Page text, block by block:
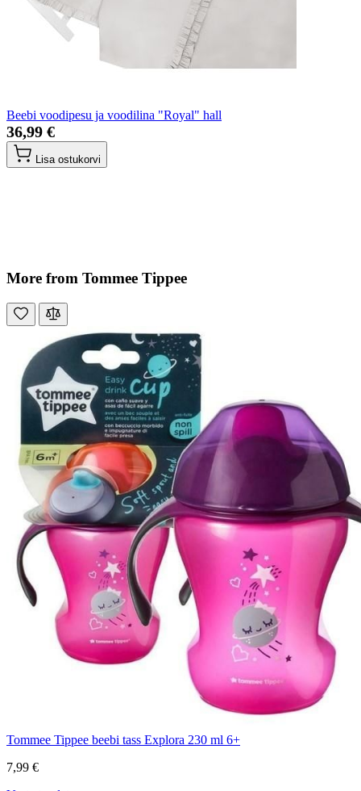
Beebi voodipesu ja voodilina "Royal" hall
36,99 €
Lisa ostukorvi
More from Tommee Tippee
Tommee Tippee beebi tass Explora 230 ml 6+
7,99 €